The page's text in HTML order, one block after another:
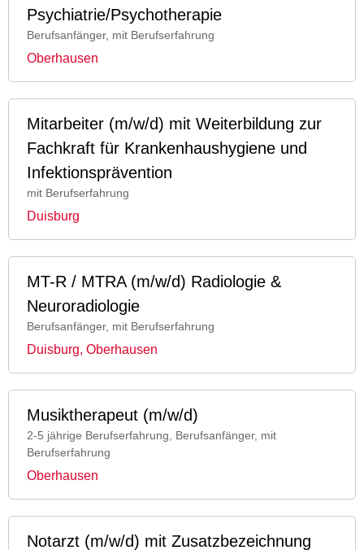
Psychiatrie/Psychotherapie
Berufsanfänger, mit Berufserfahrung
Oberhausen
Mitarbeiter (m/w/d) mit Weiterbildung zur
Fachkraft für Krankenhaushygiene und
Infektionsprävention
mit Berufserfahrung
Duisburg
MT-R / MTRA (m/w/d) Radiologie &
Neuroradiologie
Berufsanfänger, mit Berufserfahrung
Duisburg, Oberhausen
Musiktherapeut (m/w/d)
2-5 jährige Berufserfahrung, Berufsanfänger, mit
Berufserfahrung
Oberhausen
Notarzt (m/w/d) mit Zusatzbezeichnung